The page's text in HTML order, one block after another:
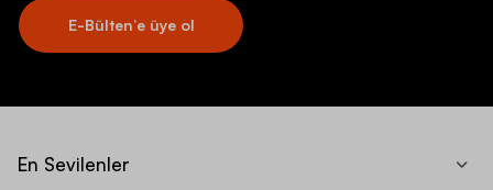
E-Bülten’e üye ol
En Sevilenler